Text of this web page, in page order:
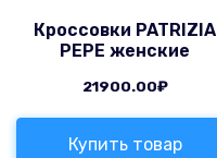
Кроссовки PATRIZIA
PEPE женские
21900.00₽
Купить товар